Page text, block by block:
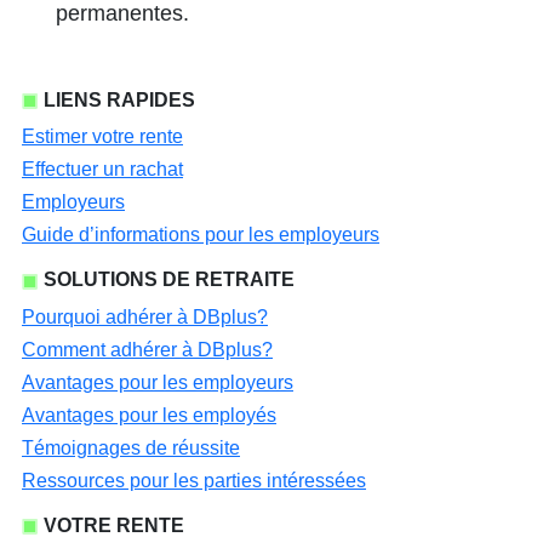
permanentes.
LIENS RAPIDES
Estimer votre rente
Effectuer un rachat
Employeurs
Guide d’informations pour les employeurs
SOLUTIONS DE RETRAITE
Pourquoi adhérer à DBplus?
Comment adhérer à DBplus?
Avantages pour les employeurs
Avantages pour les employés
Témoignages de réussite
Ressources pour les parties intéressées
VOTRE RENTE